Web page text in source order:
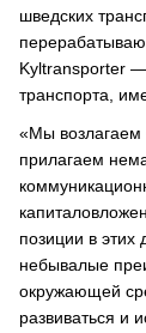
шведских
Kyltransporter
транспорта,
«Мы
прилагаем
позиции в этих
небывалые
окружающей
развиваться и